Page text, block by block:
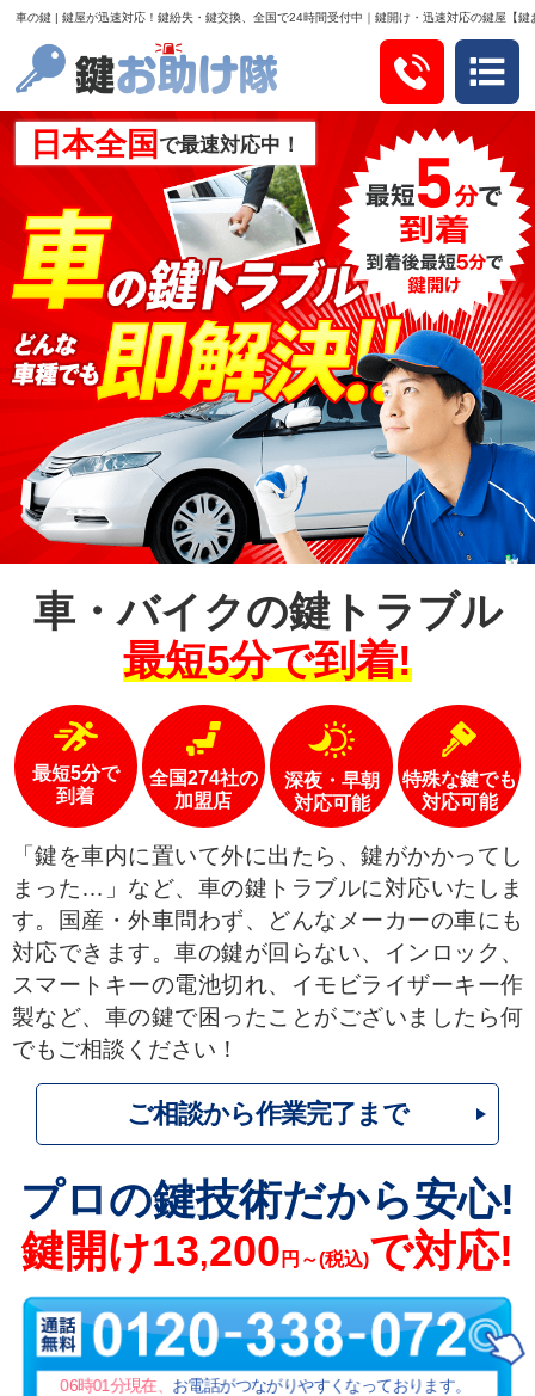
車の鍵 | 鍵屋が迅速対応！鍵紛失・鍵交換、全国で24時間受付中｜鍵開け・迅速対応の鍵屋【
日本全国で最速対応中！
車・バイクの鍵トラブル
最短5分で到着!
最短5分で
到着
全国274社の
加盟店
深夜・早朝
対応可能
特殊な鍵でも
対応可能
「鍵を車内に置いて外に出たら、鍵がかかってし
まった…」など、車の鍵トラブルに対応いたしま
す。国産・外車問わず、どんなメーカーの車にも
対応できます。車の鍵が回らない、インロック、
スマートキーの電池切れ、イモビライザーキー作
製など、車の鍵で困ったことがございましたら何
でもご相談ください！
ご相談から作業完了まで
プロの鍵技術だから安心!
鍵開け13,200 円～(税込)で対応!
06時01分現在、 お電話がつながりやすくなっております。